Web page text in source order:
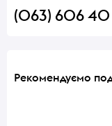
(063) 606
Рекомендуємо